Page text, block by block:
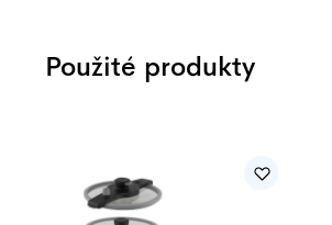
Použité produkty